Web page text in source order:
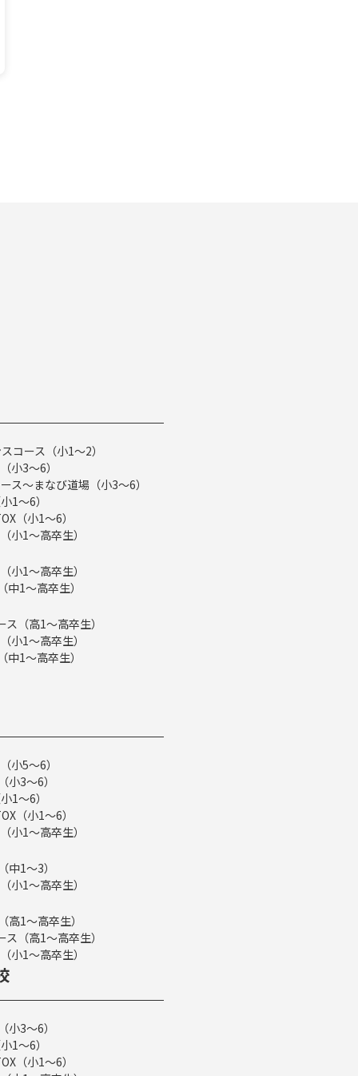
コース（小1～2）
小3～6）
ス～まなび道場（小3～6）
1～6）
（小1～6）
小1～高卒生）
小1～高卒生）
1～高卒生）
（高1～高卒生）
小1～高卒生）
1～高卒生）
小5～6）
小3～6）
1～6）
（小1～6）
小1～高卒生）
中1～3）
小1～高卒生）
高1～高卒生）
（高1～高卒生）
小1～高卒生）
小3～6）
1～6）
（小1～6）